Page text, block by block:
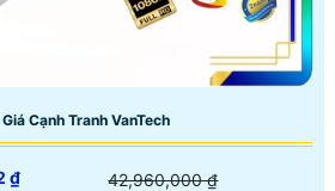
Cạnh Tranh VanTech
₫ 42,960,000 ₫